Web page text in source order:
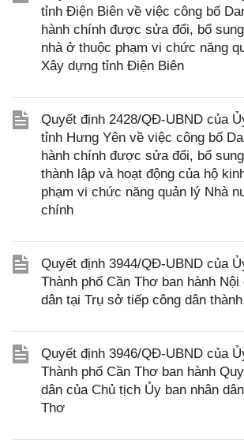
tỉnh Điện Biên về việc công bố
hành chính được sửa đổi, bổ
nhà ở thuộc phạm vi chức năng
Xây dựng tỉnh Điện Biên
Quyết định 2428/QĐ-UBND của
tỉnh Hưng Yên về việc công bố
hành chính được sửa đổi, bổ
thành lập và hoạt động của hộ
phạm vi chức năng quản lý Nhà
chính
Quyết định 3944/QĐ-UBND của
Thành phố Cần Thơ ban hành
dân tại Trụ sở tiếp công dân
Quyết định 3946/QĐ-UBND của
Thành phố Cần Thơ ban hành
dân của Chủ tịch Ủy ban nhân
Thơ